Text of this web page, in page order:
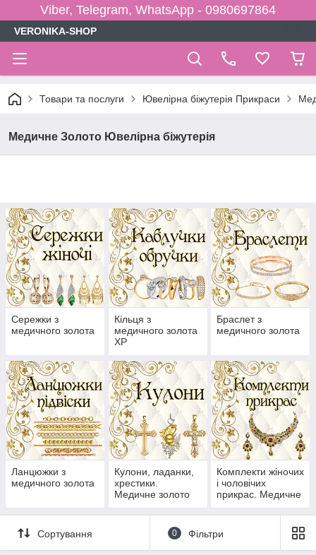
Viber, Telegram, WhatsApp - 0980697864
VERONIKA-SHOP
Товари та послуги Ювелірна біжутерія Прикраси
Медичне Золото Ювелірна біжутерія
Сережки з
медичного золота
Кільця з
медичного золота
ХР
Браслет з
медичного золота
Ланцюжки з
медичного золота
Кулони, ладанки,
хрестики.
Медичне золото
Комплекти жіночих
і чоловічих
прикрас. Медичне
Сортування 0 Фільтри